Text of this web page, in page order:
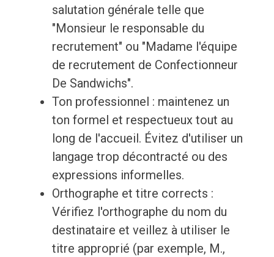
salutation générale telle que
"Monsieur le responsable du
recrutement" ou "Madame l'équipe
de recrutement de Confectionneur
De Sandwichs".
Ton professionnel : maintenez un
ton formel et respectueux tout au
long de l'accueil. Évitez d'utiliser un
langage trop décontracté ou des
expressions informelles.
Orthographe et titre corrects :
Vérifiez l'orthographe du nom du
destinataire et veillez à utiliser le
titre approprié (par exemple, M.,